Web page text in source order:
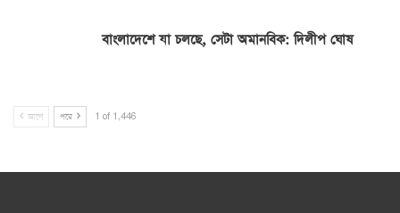
বাংলাদেশে যা চলছে, সেটা অমানবিক: দিলীপ ঘোষ
আগে পরে 1 of 1,446